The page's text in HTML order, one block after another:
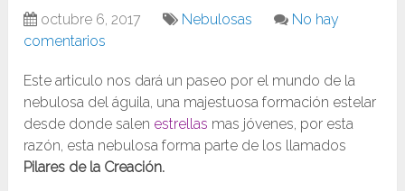
octubre 6, 2017 Nebulosas
No hay
comentarios
Este articulo nos dará un paseo por el mundo de la
nebulosa del águila, una majestuosa formación estelar
desde donde salen estrellas mas jóvenes, por esta
razón, esta nebulosa forma parte de los llamados
Pilares de la Creación.